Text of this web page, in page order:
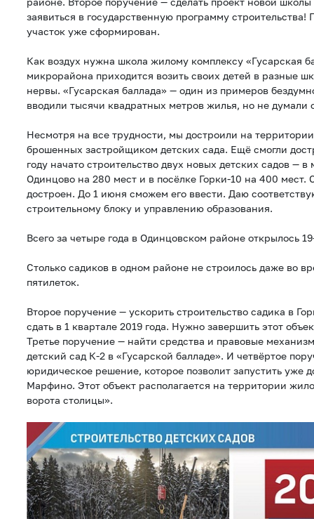
заявиться в государственную программу
участок уже сформирован.
Как воздух нужна школа жилому комплексу «Гусарская
микрорайона приходится возить своих детей в разные
нервы. «Гусарская баллада» — один из примеров
вводили тысячи квадратных метров жилья, но не думали
Несмотря на все трудности, мы достроили на
брошенных застройщиком детских сада. Ещё смогли
году начато строительство двух новых детских садов —
Одинцово на 280 мест и в посёлке Горки-10 на 400 мест.
достроен. До 1 июня сможем его ввести. Даю
строительному блоку и управлению образования.
Всего за четыре года в Одинцовском районе открылось
Столько садиков в одном районе не строилось даже во
пятилеток.
Второе поручение — ускорить строительство садика в
сдать в 1 квартале 2019 года. Нужно завершить этот
Третье поручение — найти средства и правовые
детский сад К-2 в «Гусарской балладе». И четвёртое
юридическое решение, которое позволит запустить уже
Марфино. Этот объект располагается на территории
ворота столицы».